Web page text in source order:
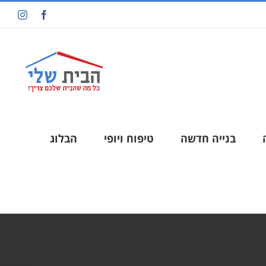
בנייה חדשה טיפוח ויופי הבלוג